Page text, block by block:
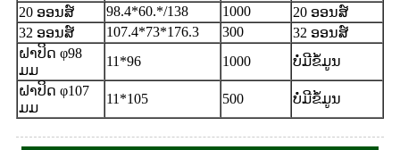
20 ອອນສ໌
98.4*60.*/138 1000
20 ອອນສ໌
32 ອອນສ໌
107.4*73*176.3 300
32 ອອນສ໌
ຝາປິດ φ98
ມມ
11*96 1000
ບໍ່ມີຂໍ້ມູນ
ຝາປິດ φ107
ມມ
11*105 500 ບໍ່ມີຂໍ້ມູນ